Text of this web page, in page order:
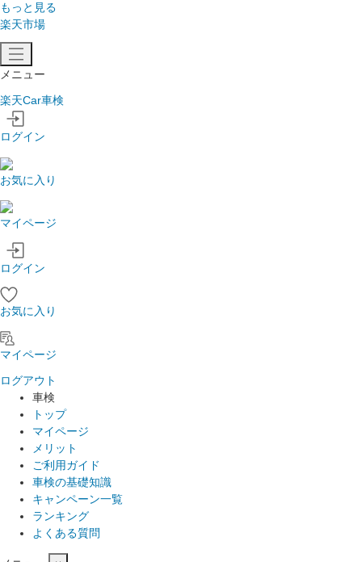
もっと見る
楽天市場
メニュー
楽天Car車検
ログイン
お気に入り
マイページ
ログイン
お気に入り
マイページ
ログアウト
車検
トップ
マイページ
メリット
ご利用ガイド
車検の基礎知識
キャンペーン一覧
ランキング
よくある質問